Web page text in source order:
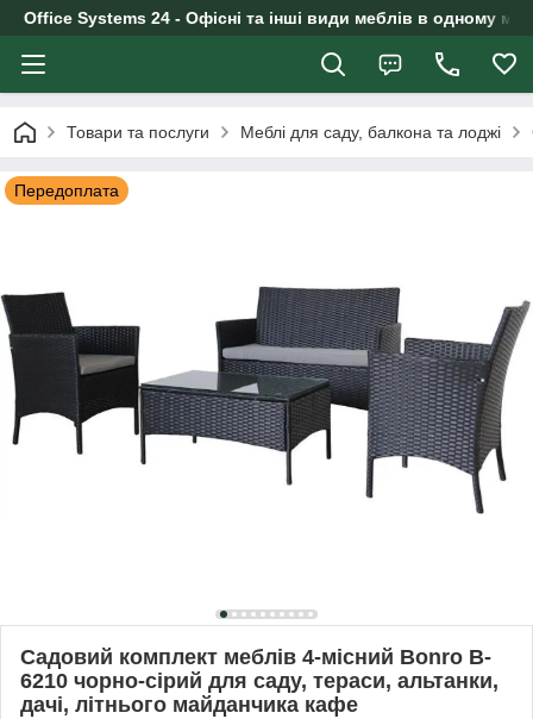
Office Systems 24 - Офісні та інші види меблів в одному
Товари та послуги Меблі для саду, балкона та лоджі
Передоплата
Садовий комплект меблів 4-місний Bonro B-
6210 чорно-сірий для саду, тераси, альтанки,
дачі, літнього майданчика кафе